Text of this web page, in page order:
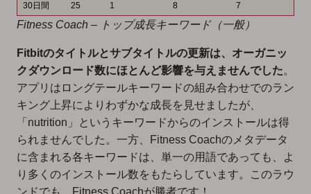
30日間
25 1 8 7
Fitness Coach – トップ成長キーワード（一般）
Fitbitのタイトルとサブタイトルの更新は、オーガニッ
クダウンロード数にほとんど影響を与えませんでした。
アプリはロングテールキーワードの組み合わせでのラン
キング上昇によりわずかな成長を見せましたが、
「nutrition」というキーワードからのインストールは得
られませんでした。一方、Fitness Coachのメタデータ
に含まれる各キーワードは、単一の用語であっても、よ
り多くのインストール数をもたらしています。このラウ